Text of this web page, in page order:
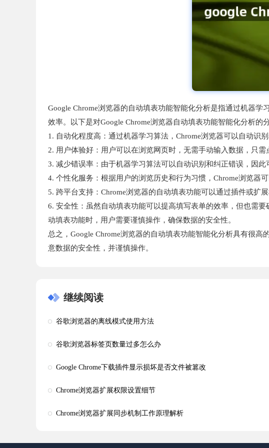
Google Chrome浏览器的自动填表功能智能化分析是指通过机器
效率。以下是对Google Chrome浏览器自动填表功能智能化分析的
1. 自动化程度高：通过机器学习算法，Chrome浏览器可以自动识
2. 用户体验好：用户可以在浏览网页时，无需手动输入数据，只
3. 减少错误率：由于机器学习算法可以自动识别和纠正错误，因
4. 个性化服务：根据用户的浏览历史和行为习惯，Chrome浏览器
5. 跨平台支持：Chrome浏览器的自动填表功能可以通过插件或扩
6. 安全性：虽然自动填表功能可以提高填写表单的效率，但也需
动填表功能时，用户需要谨慎操作，确保数据的安全性。
总之，Google Chrome浏览器的自动填表功能智能化分析具有很
意数据的安全性，并谨慎操作。
继续阅读
谷歌浏览器的离线模式使用方法
谷歌浏览器标签页数量过多怎么办
Google Chrome下载插件显示损坏是否文件被篡改
Chrome浏览器扩展权限设置细节
Chrome浏览器扩展同步机制工作原理解析